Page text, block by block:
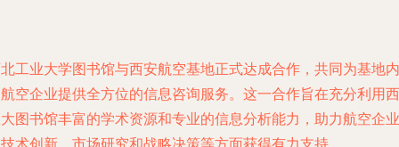
工业大学图书馆与西安航空基地正式达成合作，共同为基地内
空企业提供全方位的信息咨询服务。这一合作旨在充分利用西
图书馆丰富的学术资源和专业的信息分析能力，助力航空企业